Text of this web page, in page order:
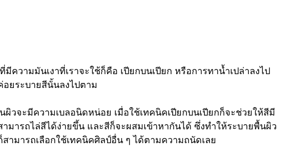
ความมันเงาที่เราจะใช้ก็คือ เปียกบนเปียก หรือการทาน้ำเปล่าลงไป
อยระบายสีนั้นลงไปตาม
ผิวจะมีความเบลอนิดหน่อย เมื่อใช้เทคนิคเปียกบนเปียกก็จะช่วยให้สีมี
มารถไล่สีได้ง่ายขึ้น และสีก็จะผสมเข้าหากันได้ ซึ่งทำให้ระบายพื้นผิว
ามารถเลือกใช้เทคนิคศิลป์อื่น ๆ ได้ตามความถนัดเลย